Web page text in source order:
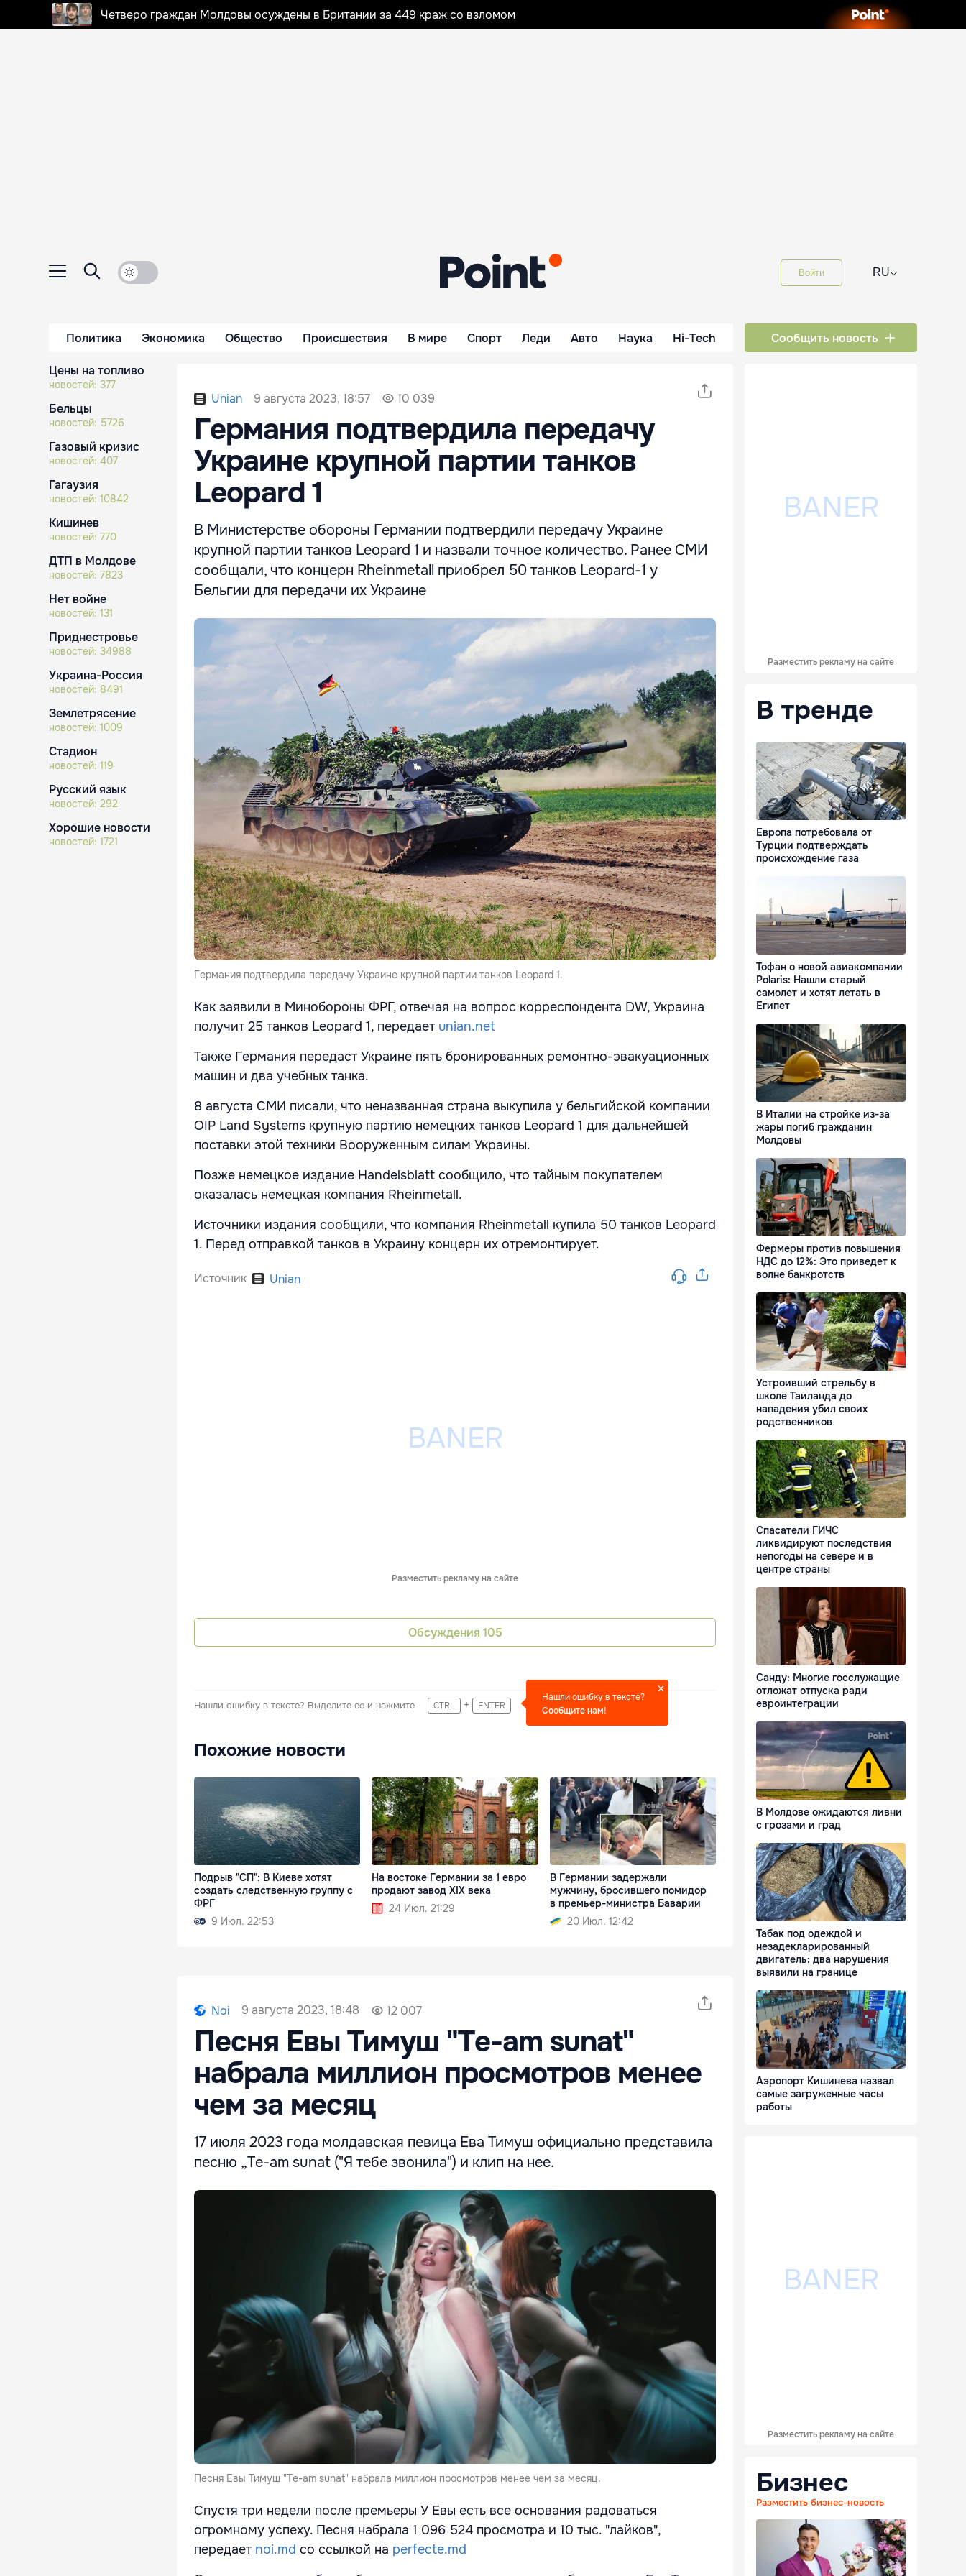
Четверо граждан Молдовы осуждены в Британии за 449 краж со взломом
Войти RU⌵
Политика Экономика Общество Происшествия В мире Спорт Леди Авто Наука Hi-Tech Сообщить новость
Цены на топливо
новостей: 377
Бельцы
новостей: 5726
Газовый кризис
новостей: 407
Гагаузия
новостей: 10842
Кишинев
новостей: 770
ДТП в Молдове
новостей: 7823
Нет войне
новостей: 131
Приднестровье
новостей: 34988
Украина-Россия
новостей: 8491
Землетрясение
новостей: 1009
Стадион
новостей: 119
Русский язык
новостей: 292
Хорошие новости
новостей: 1721
Unian 9 августа 2023, 18:57 10 039
Германия подтвердила передачу
Украине крупной партии танков
Leopard 1
В Министерстве обороны Германии подтвердили передачу Украине
крупной партии танков Leopard 1 и назвали точное количество. Ранее СМИ
сообщали, что концерн Rheinmetall приобрел 50 танков Leopard-1 у
Бельгии для передачи их Украине
Германия подтвердила передачу Украине крупной партии танков Leopard 1.
Как заявили в Минобороны ФРГ, отвечая на вопрос корреспондента DW, Украина
получит 25 танков Leopard 1, передает unian.net
Также Германия передаст Украине пять бронированных ремонтно-эвакуационных
машин и два учебных танка.
8 августа СМИ писали, что неназванная страна выкупила у бельгийской компании
OIP Land Systems крупную партию немецких танков Leopard 1 для дальнейшей
поставки этой техники Вооруженным силам Украины.
Позже немецкое издание Handelsblatt сообщило, что тайным покупателем
оказалась немецкая компания Rheinmetall.
Источники издания сообщили, что компания Rheinmetall купила 50 танков Leopard
1. Перед отправкой танков в Украину концерн их отремонтирует.
Источник Unian
Разместить рекламу на сайте
Обсуждения 105
Нашли ошибку в тексте? Выделите ее и нажмите CTRL + ENTER
Нашли ошибку в тексте?
Сообщите нам!
Похожие новости
Подрыв "СП": В Киеве хотят
создать следственную группу с
ФРГ
9 Июл. 22:53
На востоке Германии за 1 евро
продают завод XIX века
24 Июл. 21:29
В Германии задержали
мужчину, бросившего помидор
в премьер-министра Баварии
20 Июл. 12:42
Noi 9 августа 2023, 18:48 12 007
Песня Евы Тимуш "Te-am sunat"
набрала миллион просмотров менее
чем за месяц
17 июля 2023 года молдавская певица Ева Тимуш официально представила
песню „Te-am sunat ("Я тебе звонила") и клип на нее.
Песня Евы Тимуш "Te-am sunat" набрала миллион просмотров менее чем за месяц.
Спустя три недели после премьеры У Евы есть все основания радоваться
огромному успеху. Песня набрала 1 096 524 просмотра и 10 тыс. "лайков",
передает noi.md со ссылкой на perfecte.md
Разместить рекламу на сайте
В тренде
Европа потребовала от
Турции подтверждать
происхождение газа
Тофан о новой авиакомпании
Polaris: Нашли старый
самолет и хотят летать в
Египет
В Италии на стройке из-за
жары погиб гражданин
Молдовы
Фермеры против повышения
НДС до 12%: Это приведет к
волне банкротств
Устроивший стрельбу в
школе Таиланда до
нападения убил своих
родственников
Спасатели ГИЧС
ликвидируют последствия
непогоды на севере и в
центре страны
Санду: Многие госслужащие
отложат отпуска ради
евроинтеграции
В Молдове ожидаются ливни
с грозами и град
Табак под одеждой и
незадекларированный
двигатель: два нарушения
выявили на границе
Аэропорт Кишинева назвал
самые загруженные часы
работы
Разместить рекламу на сайте
Бизнес
Разместить бизнес-новость